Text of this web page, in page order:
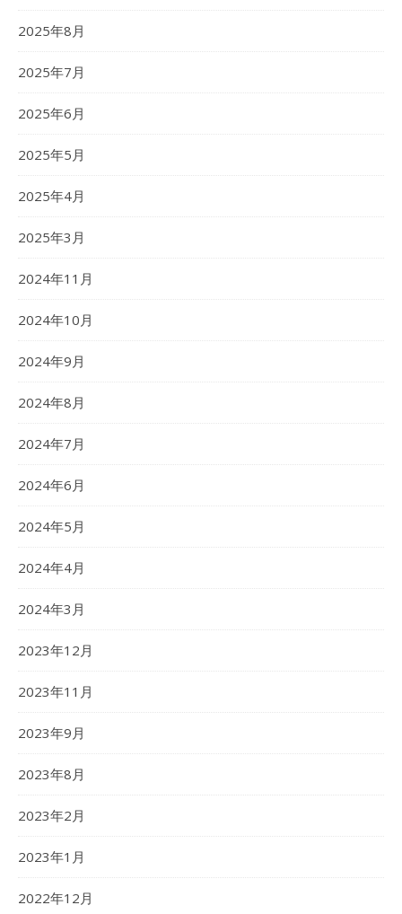
2025年8月
2025年7月
2025年6月
2025年5月
2025年4月
2025年3月
2024年11月
2024年10月
2024年9月
2024年8月
2024年7月
2024年6月
2024年5月
2024年4月
2024年3月
2023年12月
2023年11月
2023年9月
2023年8月
2023年2月
2023年1月
2022年12月